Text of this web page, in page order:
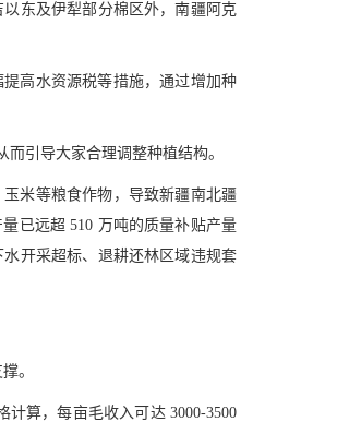
东及伊犁部分棉区外，南疆阿克
高水资源税等措施，通过增加种
引导大家合理调整种植结构。
米等粮食作物，导致新疆南北疆
已远超 510 万吨的质量补贴产量
开采超标、退耕还林区域违规套
。
算，每亩毛收入可达 3000-3500